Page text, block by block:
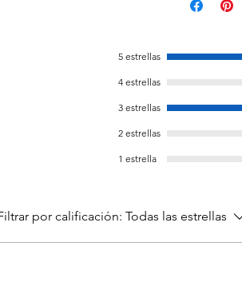
5 estrellas
4 estrellas
3 estrellas
2 estrellas
1 estrella
por calificación: Todas las estrellas